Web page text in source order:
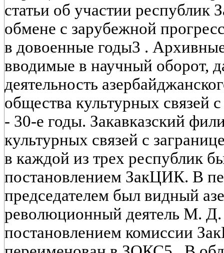
статьи об участии республик
обмене с зарубежной
в довоенные годы3 .
вводимые в научный оборот,
деятельность
общества культурных связей
- 30-е годы. Закавказский
культурных связей с
в каждой из трех республик
постановлением ЗакЦИК. В
председателем был видный
революционный деятель М. Д.
постановлением комиссии